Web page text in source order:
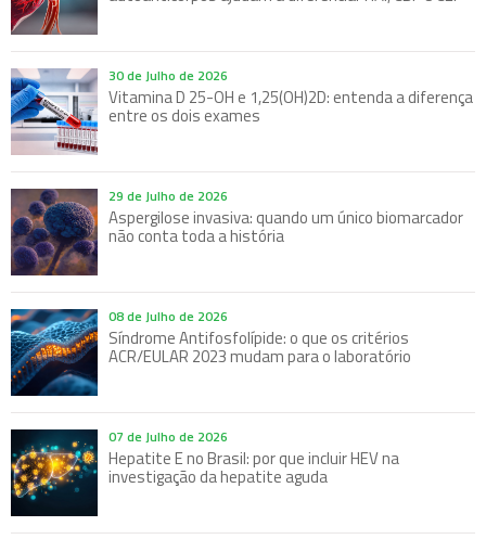
30 de Julho de 2026
Vitamina D 25-OH e 1,25(OH)2D: entenda a diferença
entre os dois exames
29 de Julho de 2026
Aspergilose invasiva: quando um único biomarcador
não conta toda a história
08 de Julho de 2026
Síndrome Antifosfolípide: o que os critérios
ACR/EULAR 2023 mudam para o laboratório
07 de Julho de 2026
Hepatite E no Brasil: por que incluir HEV na
investigação da hepatite aguda